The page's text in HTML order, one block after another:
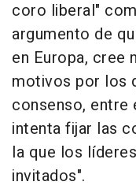
coro liberal"
argumento de
en Europa, cree
motivos por los
consenso, entre
intenta fijar las
la que los
invitados".